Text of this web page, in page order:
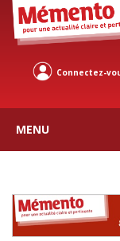
Connectez-
MENU